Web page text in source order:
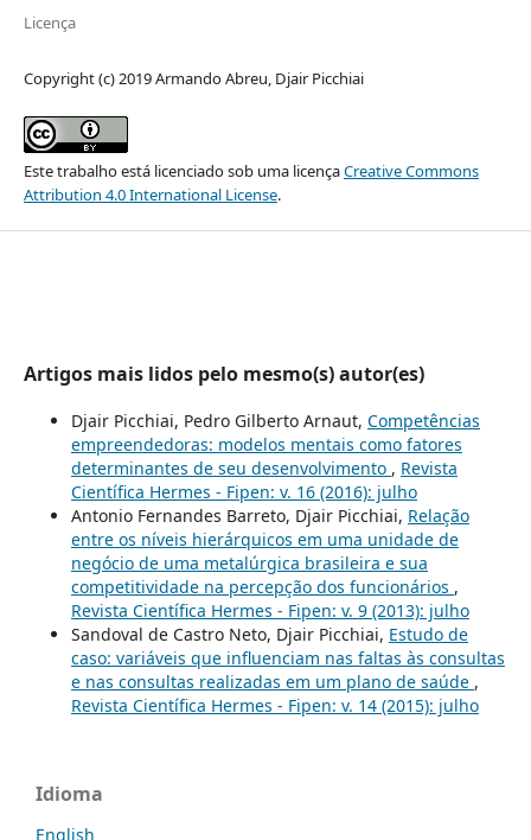
Licença
Copyright (c) 2019 Armando Abreu, Djair Picchiai
Este trabalho está licenciado sob uma licençaCreative Commons
Attribution 4.0 International License.
Artigos mais lidos pelo mesmo(s) autor(es)
Djair Picchiai, Pedro Gilberto Arnaut, Competências
empreendedoras: modelos mentais como fatores
determinantes de seu desenvolvimento , Revista
Científica Hermes - Fipen: v. 16 (2016): julho
Antonio Fernandes Barreto, Djair Picchiai, Relação
entre os níveis hierárquicos em uma unidade de
negócio de uma metalúrgica brasileira e sua
competitividade na percepção dos funcionários ,
Revista Científica Hermes - Fipen: v. 9 (2013): julho
Sandoval de Castro Neto, Djair Picchiai, Estudo de
caso: variáveis que influenciam nas faltas às consultas
e nas consultas realizadas em um plano de saúde ,
Revista Científica Hermes - Fipen: v. 14 (2015): julho
Idioma
English